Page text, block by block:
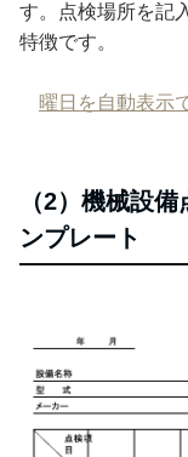
す。点検場所を記
特徴です。
曜日を自動表示
（2）機械設
ンプレート